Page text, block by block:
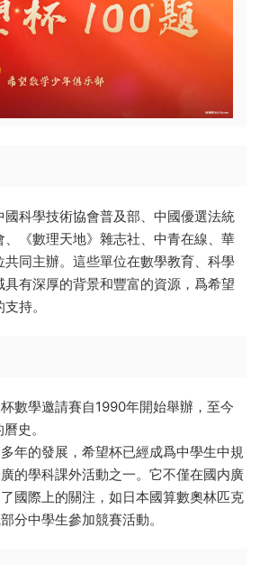
科學技術協會普及部、中國優選法統
《數理天地》雜志社、中青在線、華
同主辦。這些單位在數學教育、科學
有深厚的背景和豐富的資源，爲希望
持。
杯數學邀請賽自1990年開始舉辦，至今
史。
多年的發展，希望杯已經成爲中學生中規
的學科課外活動之一。它不僅在國内廣
國際上的關注，如日本國算數奧林匹克
分中學生參加競賽活動。